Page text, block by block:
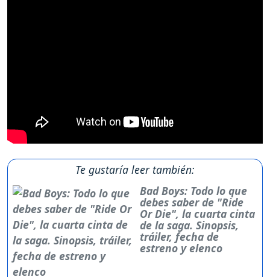
Te gustaría leer también:
Bad Boys: Todo lo que
debes saber de "Ride
Or Die", la cuarta cinta
de la saga. Sinopsis,
tráiler, fecha de
estreno y elenco